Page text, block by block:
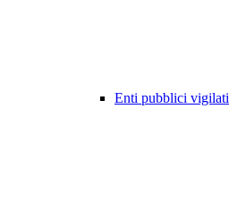
Enti pubblici vigilati